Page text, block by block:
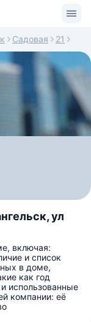
Садовая 21
ул
включая:
и список
в доме,
как год
использованные
компании: её